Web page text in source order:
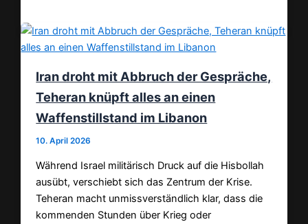
Iran droht mit Abbruch der Gespräche,
Teheran knüpft alles an einen
Waffenstillstand im Libanon
10. April 2026
Während Israel militärisch Druck auf die Hisbollah
ausübt, verschiebt sich das Zentrum der Krise.
Teheran macht unmissverständlich klar, dass die
kommenden Stunden über Krieg oder